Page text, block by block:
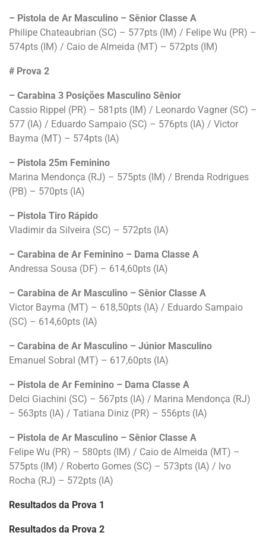
– Pistola de Ar Masculino – Sênior Classe A
Philipe Chateaubrian (SC) – 577pts (IM) / Felipe Wu (PR) –
574pts (IM) / Caio de Almeida (MT) – 572pts (IM)
# Prova 2
– Carabina 3 Posições Masculino Sênior
Cassio Rippel (PR) – 581pts (IM) / Leonardo Vagner (SC) –
577 (IA) / Eduardo Sampaio (SC) – 576pts (IA) / Victor
Bayma (MT) – 574pts (IA)
– Pistola 25m Feminino
Marina Mendonça (RJ) – 575pts (IM) / Brenda Rodrigues
(PB) – 570pts (IA)
– Pistola Tiro Rápido
Vladimir da Silveira (SC) – 572pts (IA)
– Carabina de Ar Feminino – Dama Classe A
Andressa Sousa (DF) – 614,60pts (IA)
– Carabina de Ar Masculino – Sênior Classe A
Victor Bayma (MT) – 618,50pts (IA) / Eduardo Sampaio
(SC) – 614,60pts (IA)
– Carabina de Ar Masculino – Júnior Masculino
Emanuel Sobral (MT) – 617,60pts (IA)
– Pistola de Ar Feminino – Dama Classe A
Delci Giachini (SC) – 567pts (IA) / Marina Mendonça (RJ)
– 563pts (IA) / Tatiana Diniz (PR) – 556pts (IA)
– Pistola de Ar Masculino – Sênior Classe A
Felipe Wu (PR) – 580pts (IM) / Caio de Almeida (MT) –
575pts (IM) / Roberto Gomes (SC) – 573pts (IA) / Ivo
Rocha (RJ) – 572pts (IA)
Resultados da Prova 1
Resultados da Prova 2